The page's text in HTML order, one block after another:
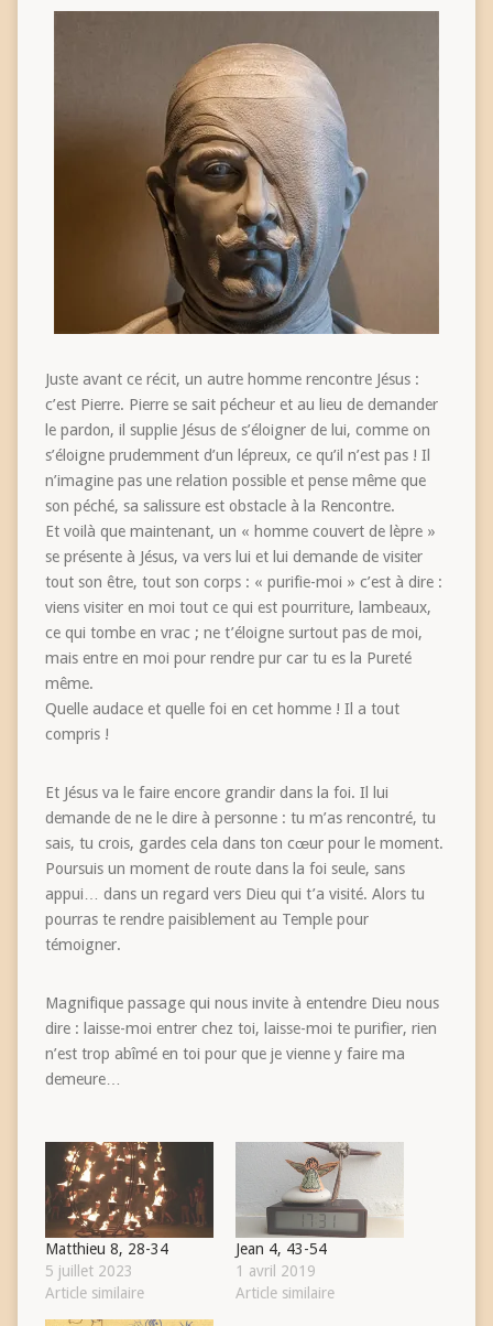
Juste avant ce récit, un autre homme rencontre Jésus :
c’est Pierre. Pierre se sait pécheur et au lieu de demander
le pardon, il supplie Jésus de s’éloigner de lui, comme on
s’éloigne prudemment d’un lépreux, ce qu’il n’est pas ! Il
n’imagine pas une relation possible et pense même que
son péché, sa salissure est obstacle à la Rencontre.
Et voilà que maintenant, un « homme couvert de lèpre »
se présente à Jésus, va vers lui et lui demande de visiter
tout son être, tout son corps : « purifie-moi » c’est à dire :
viens visiter en moi tout ce qui est pourriture, lambeaux,
ce qui tombe en vrac ; ne t’éloigne surtout pas de moi,
mais entre en moi pour rendre pur car tu es la Pureté
même.
Quelle audace et quelle foi en cet homme ! Il a tout
compris !
Et Jésus va le faire encore grandir dans la foi. Il lui
demande de ne le dire à personne : tu m’as rencontré, tu
sais, tu crois, gardes cela dans ton cœur pour le moment.
Poursuis un moment de route dans la foi seule, sans
appui… dans un regard vers Dieu qui t’a visité. Alors tu
pourras te rendre paisiblement au Temple pour
témoigner.
Magnifique passage qui nous invite à entendre Dieu nous
dire : laisse-moi entrer chez toi, laisse-moi te purifier, rien
n’est trop abîmé en toi pour que je vienne y faire ma
demeure…
Matthieu 8, 28-34
5 juillet 2023
Article similaire
Jean 4, 43-54
1 avril 2019
Article similaire